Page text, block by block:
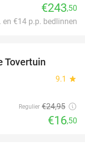
€243,50
en €14 p.p. bedlinnen
Tovertuin
9.1 star
Regulier €24,95
€16,50